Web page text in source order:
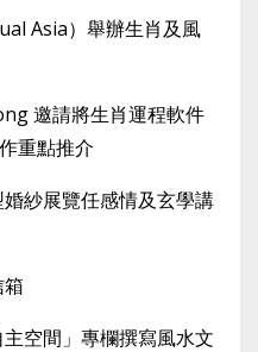
Asia）舉辦生肖及風
邀請將生肖運程軟件
重點推介
婚紗展覽任感情及玄學講
空間」專欄撰寫風水文